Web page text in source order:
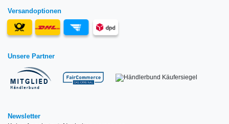
Versandoptionen
Unsere Partner
Newsletter